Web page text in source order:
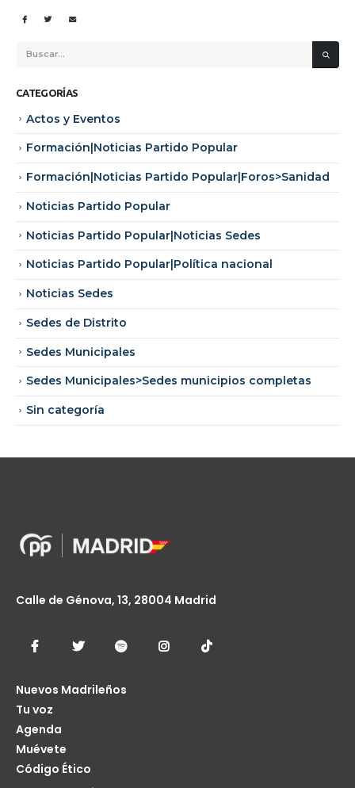
CATEGORÍAS
Actos y Eventos
Formación|Noticias Partido Popular
Formación|Noticias Partido Popular|Foros>Sanidad
Noticias Partido Popular
Noticias Partido Popular|Noticias Sedes
Noticias Partido Popular|Política nacional
Noticias Sedes
Sedes de Distrito
Sedes Municipales
Sedes Municipales>Sedes municipios completas
Sin categoría
Calle de Génova, 13, 28004 Madrid
Nuevos Madrileños
Tu voz
Agenda
Muévete
Código Ético